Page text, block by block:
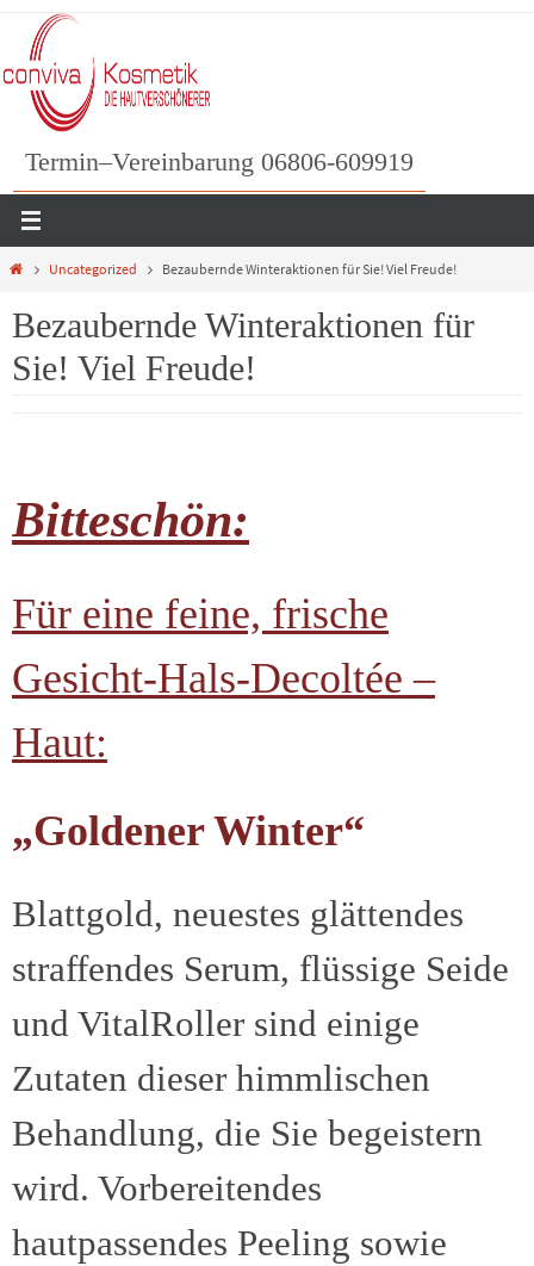
Inhalt
springen
Termin–Vereinbarung 06806-609919
HomeUncategorized Bezaubernde Winteraktionen für Sie! Viel Freude!
Bezaubernde Winteraktionen für
Sie! Viel Freude!
Bitteschön:
Für eine feine, frische
Gesicht-Hals-Decoltée –
Haut:
„Goldener Winter“
Blattgold, neuestes glättendes
straffendes Serum, flüssige Seide
und VitalRoller sind einige
Zutaten dieser himmlischen
Behandlung, die Sie begeistern
wird. Vorbereitendes
hautpassendes Peeling sowie